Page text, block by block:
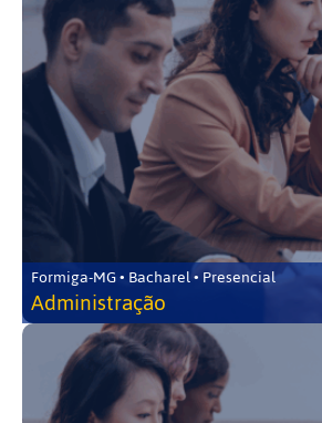
Formiga-MG • Bacharel • Presencial
Administração